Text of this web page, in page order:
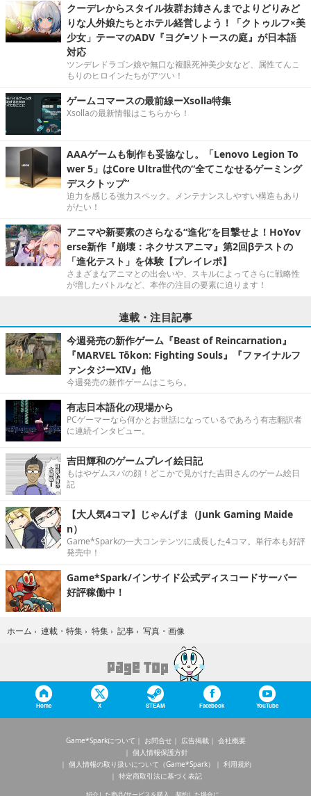
クーデレからスタイル抜群お姉さんまでよりどりみど
りな人外娘たちとホテル経営しよう！「クトゥルフ×美
少女」テーマのADV『ヨグ=ソトースの庭』が日本語
対応
ツンデレドラゴン娘や無口な複眼死神美少女など、属性てんこ
もりのヒロインたちがアツい！
ゲームコマースの最前線ーXsolla特集
Xsollaの最新情報はこちらから！
AAAゲームも制作も妥協なし。「Lenovo Legion To
wer 5」はCore Ultra世代の“全てこなせるゲーミング
デスクトップ”
迫力を感じる強力スペック。メンテナンスしやすい構造もあり
がたい！
アニマや新要素のさらなる“進化”を目撃せよ！HoYov
erse新作『崩壊：ネクサスアニマ』第2回βテストの
「進化テスト」を体験【プレイレポ】
さまざまなアニマとの出会いや、スキルによってさらに戦略性
が増したバトルなど、本作の注目の要素に迫ります！
連載・注目記事
今週発売の新作ゲーム『Beast of Reincarnation』
『MARVEL Tōkon: Fighting Souls』『ファイナルフ
ァンタジーXIV』他
今週発売の新作ゲームはこちら。
有志日本語化の現場から
PCゲーマーなら何かとお世話になっているであろう有志翻訳者
に連続インタビュー。
吉田輝和のゲームプレイ絵日記
もはやゲムスパの顔！どこかで見かけた吉田さんのゲーム絵日
記
【大人気4コマ】じゃんげま（Junk Gaming Maide
n）
Game*Sparkの一大コンテンツに成長した4コマ。単行本も好評
発売中！
Game*Spark/インサイド公式ディスコードサーバー
好評稼働中！
ホーム › 連載・特集 › 特集 › 記事 › 写真・画像
Home X STEAM Facebook YouTube
Game*Sparkについて お問合せ 広告掲載
会社概要
個人情報保護方針
個人情報の取り扱いについて（Game*Spark）
利用規約
特定商取引法に基づく表記